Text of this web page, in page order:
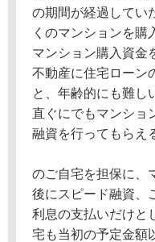
の期間が経過してい
くのマンションを購
マンション購入資金
不動産に住宅ローン
と、年齢的にも難し
直ぐにでもマンショ
融資を行ってもら
のご自宅を担保に、
後にスピード融資、
利息の支払いだけと
宅も当初の予定金額